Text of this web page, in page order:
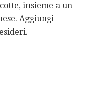
insieme a un
Aggiungi